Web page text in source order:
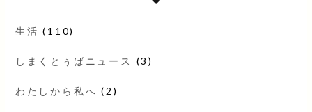
生活 (110)
しまくとぅばニュース (3)
わたしから私へ (2)